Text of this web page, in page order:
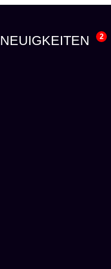
NEUIGKEITEN 2